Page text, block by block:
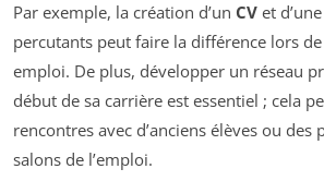
Par exemple, la création d’un CV et
percutants peut faire la différence lors de
emploi. De plus, développer un réseau
début de sa carrière est essentiel ; cela
rencontres avec d’anciens élèves ou des
salons de l’emploi.